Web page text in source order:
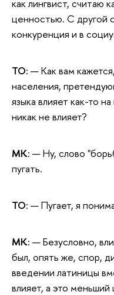
как лингвист, считаю
ценностью. С другой
конкуренция и в
ТО: — Как вам
населения,
языка влияет как-то
никак не влияет?
МК: — Ну, слово
пугать.
ТО: — Пугает, я
МК: — Безусловно,
был, опять же, спор,
введении латиницы
влияет, а это меньший